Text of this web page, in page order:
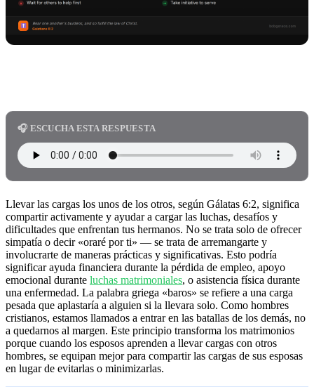
🎧 ESCUCHA ESTA RESPUESTA
Llevar las cargas los unos de los otros, según Gálatas 6:2, significa
compartir activamente y ayudar a cargar las luchas, desafíos y
dificultades que enfrentan tus hermanos. No se trata solo de ofrecer
simpatía o decir «oraré por ti» — se trata de arremangarte y
involucrarte de maneras prácticas y significativas. Esto podría
significar ayuda financiera durante la pérdida de empleo, apoyo
emocional durante luchas matrimoniales, o asistencia física durante
una enfermedad. La palabra griega «baros» se refiere a una carga
pesada que aplastaría a alguien si la llevara solo. Como hombres
cristianos, estamos llamados a entrar en las batallas de los demás, no
a quedarnos al margen. Este principio transforma los matrimonios
porque cuando los esposos aprenden a llevar cargas con otros
hombres, se equipan mejor para compartir las cargas de sus esposas
en lugar de evitarlas o minimizarlas.